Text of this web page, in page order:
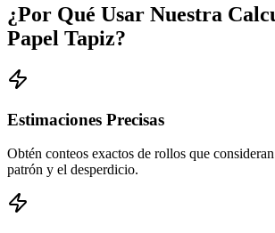
¿Por Qué Usar Nuestra
Papel Tapiz?
Estimaciones Precisas
Obtén conteos exactos de rollos que
patrón y el desperdicio.